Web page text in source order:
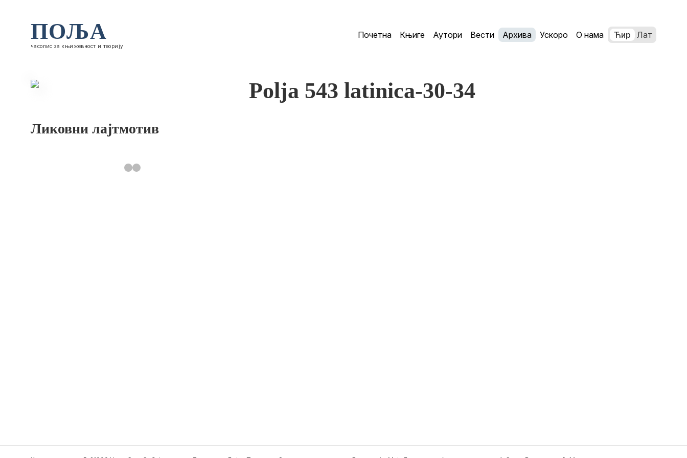
ПОЉА
часопис за књижевност и теорију
Почетна Књиге Аутори Вести Архива Ускоро О нама Ћир Лат
Ликовни лајтмотив
Polja 543 latinica-30-34